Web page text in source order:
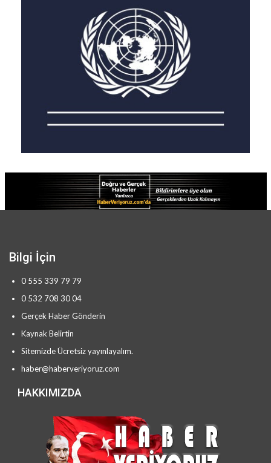
Bilgi İçin
0 555 339 79 79
0 532 708 30 04
Gerçek Haber Gönderin
Kaynak Belirtin
Sitemizde Ücretsiz yayınlayalım.
haber@haberveriyoruz.com
HAKKIMIZDA